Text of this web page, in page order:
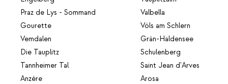
Praz de Lys - Sommand
Gourette
Vemdalen
Die Tauplitz
Tannheimer Tal
Anzère
Valbella
Völs am Schlern
Grän-Haldensee
Schulenberg
Saint Jean d'Arves
Arosa